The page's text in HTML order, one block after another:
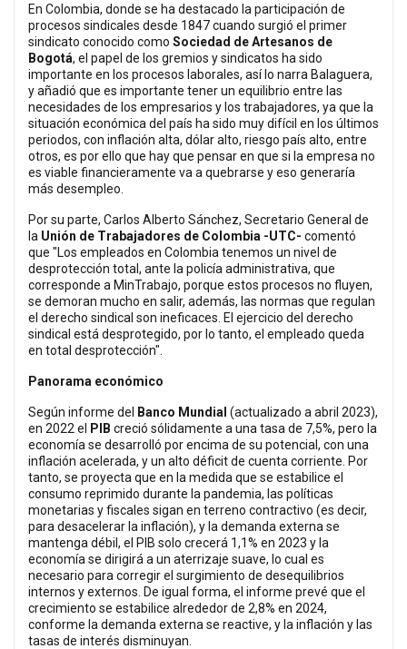
En Colombia, donde se ha destacado la participación de
procesos sindicales desde 1847 cuando surgió el primer
sindicato conocido como Sociedad de Artesanos de
Bogotá, el papel de los gremios y sindicatos ha sido
importante en los procesos laborales, así lo narra Balaguera,
y añadió que es importante tener un equilibrio entre las
necesidades de los empresarios y los trabajadores, ya que la
situación económica del país ha sido muy difícil en los últimos
periodos, con inflación alta, dólar alto, riesgo país alto, entre
otros, es por ello que hay que pensar en que si la empresa no
es viable financieramente va a quebrarse y eso generaría
más desempleo.
Por su parte, Carlos Alberto Sánchez, Secretario General de
la Unión de Trabajadores de Colombia -UTC- comentó
que "Los empleados en Colombia tenemos un nivel de
desprotección total, ante la policía administrativa, que
corresponde a MinTrabajo, porque estos procesos no fluyen,
se demoran mucho en salir, además, las normas que regulan
el derecho sindical son ineficaces. El ejercicio del derecho
sindical está desprotegido, por lo tanto, el empleado queda
en total desprotección".
Panorama económico
Según informe del Banco Mundial (actualizado a abril 2023),
en 2022 el
PIB creció sólidamente a una tasa de 7,5%, pero la
economía se desarrolló por encima de su potencial, con una
inflación acelerada, y un alto déficit de cuenta corriente. Por
tanto, se proyecta que en la medida que se estabilice el
consumo reprimido durante la pandemia, las políticas
monetarias y fiscales sigan en terreno contractivo (es decir,
para desacelerar la inflación), y la demanda externa se
mantenga débil, el PIB solo crecerá 1,1% en 2023 y la
economía se dirigirá a un aterrizaje suave, lo cual es
necesario para corregir el surgimiento de desequilibrios
internos y externos. De igual forma, el informe prevé que el
crecimiento se estabilice alrededor de 2,8% en 2024,
conforme la demanda externa se reactive, y la inflación y las
tasas de interés disminuyan.